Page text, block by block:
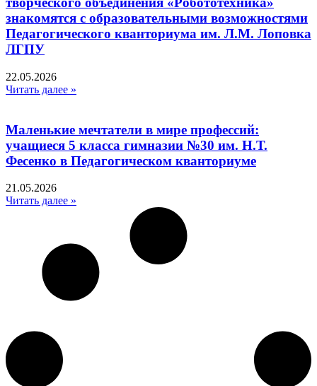
знакомятся с образовательными возможностями
Педагогического кванториума им. Л.М. Лоповка
ЛГПУ
22.05.2026
Читать далее »
Маленькие мечтатели в мире профессий:
учащиеся 5 класса гимназии №30 им. Н.Т.
Фесенко в Педагогическом кванториуме
21.05.2026
Читать далее »